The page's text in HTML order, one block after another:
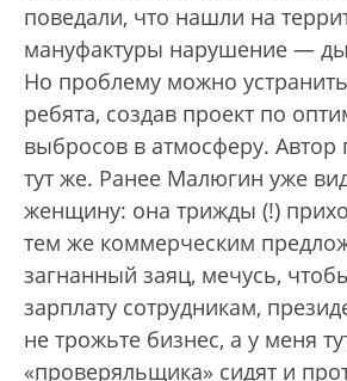
поведали, что нашли на
мануфактуры нарушение —
Но проблему можно
ребята, создав проект по
выбросов в атмосферу. Автор
тут же. Ранее Малюгин уже
женщину: она трижды (!)
тем же коммерческим
загнанный заяц, мечусь,
зарплату сотрудникам,
не трожьте бизнес, а у меня
«проверяльщика» сидят и